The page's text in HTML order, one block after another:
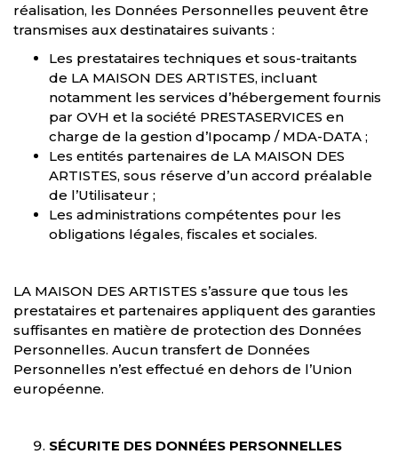
réalisation, les Données Personnelles peuvent être
transmises aux destinataires suivants :
Les prestataires techniques et sous-traitants
de LA MAISON DES ARTISTES, incluant
notamment les services d’hébergement fournis
par OVH et la société PRESTASERVICES en
charge de la gestion d’Ipocamp / MDA-DATA ;
Les entités partenaires de LA MAISON DES
ARTISTES, sous réserve d’un accord préalable
de l’Utilisateur ;
Les administrations compétentes pour les
obligations légales, fiscales et sociales.
LA MAISON DES ARTISTES s’assure que tous les
prestataires et partenaires appliquent des garanties
suffisantes en matière de protection des Données
Personnelles. Aucun transfert de Données
Personnelles n’est effectué en dehors de l’Union
européenne.
SÉCURITE DES DONNÉES PERSONNELLES